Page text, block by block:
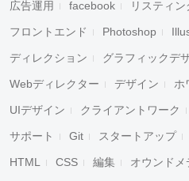
広告運用 facebook リスティン
フロントエンド Photoshop
ディレクション グラフィックデ
Webディレクター デザイン ホ
UIデザイン クライアントワーク
サポート Git スタートアップ
HTML CSS 編集 オウンドメ